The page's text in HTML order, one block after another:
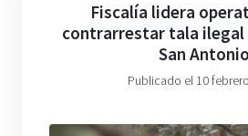
Fiscalía lidera
contrarrestar tala ilegal
San Antonio
Publicado el 10